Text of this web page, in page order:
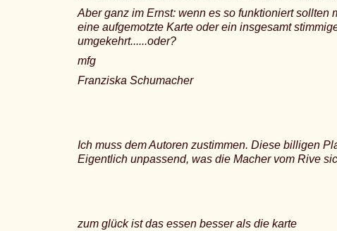
Aber ganz im Ernst: wenn es so funktioniert
eine aufgemotzte Karte oder ein insgesamt
umgekehrt......oder?
mfg
Franziska Schumacher
Ich muss dem Autoren zustimmen. Diese billigen
Eigentlich unpassend, was die Macher vom Rive
zum glück ist das essen besser als die karte